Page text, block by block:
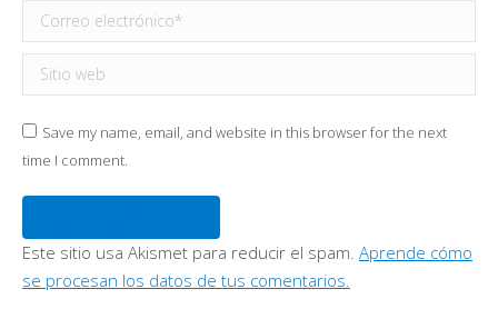
Correo electrónico *
Sitio web
Save my name, email, and website in this browser for the next
time I comment.
Este sitio usa Akismet para reducir el spam. Aprende cómo
se procesan los datos de tus comentarios.